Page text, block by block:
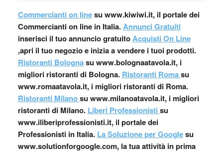
Commercianti on linesu www.kiwiwi.it, il portale dei
Commercianti on line in Italia.Annunci Gratuiti
inserisci il tuo annuncio gratuitoAcquisti On Line
,apri il tuo negozio e inizia a vendere i tuoi prodotti.
Ristoranti Bolognasu www.bolognaatavola.it, i
migliori ristoranti di Bologna. Ristoranti Romasu
www.romaatavola.it, i migliori ristoranti di Roma.
Ristoranti Milanosu www.milanoatavola.it, i migliori
ristoranti di Milano. Liberi Professionisti su
www.iliberiprofessionisti.it, il portale dei
Professionisti in Italia. La Soluzione per Googlesu
www.solutionforgoogle.com, la tua attività in prima